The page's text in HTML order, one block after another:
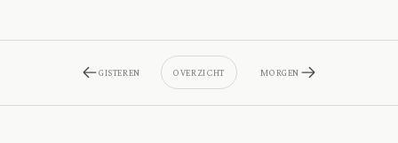
GISTEREN OVERZICHT MORGEN